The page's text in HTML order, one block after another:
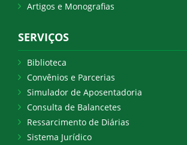
Artigos e Monografias
SERVIÇOS
Biblioteca
Convênios e Parcerias
Simulador de Aposentadoria
Consulta de Balancetes
Ressarcimento de Diárias
Sistema Jurídico